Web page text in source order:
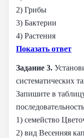
2) Грибы
3) Бактерии
4) Растения
Показать ответ
Задание 3.
систематических
Запишите в
1) семейство
2) вид Весенняя